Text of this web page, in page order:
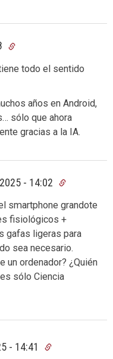
todo el sentido
años en Android,
sólo que ahora
gracias a la IA.
- 14:02
smartphone grandote
fisiológicos +
gafas ligeras para
sea necesario.
un ordenador? ¿Quién
sólo Ciencia
- 14:41